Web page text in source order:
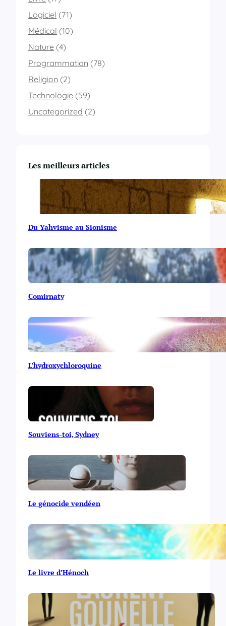
Logiciel (71)
Médical (10)
Nature (4)
Programmation (78)
Religion (2)
Technologie (59)
Uncategorized (2)
Les meilleurs articles
Du Yahvisme au Sionisme
Comirnaty
L’hydroxychloroquine
Souviens-toi, Sydney
Le génocide vendéen
Le livre d’Hénoch